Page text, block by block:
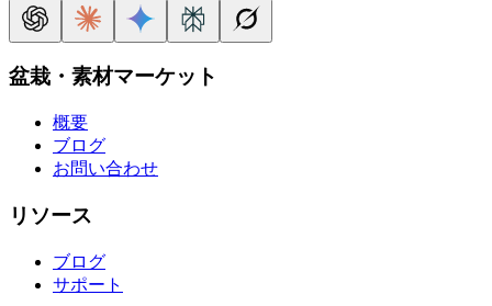
盆栽・素材マーケット
概要
ブログ
お問い合わせ
リソース
ブログ
サポート